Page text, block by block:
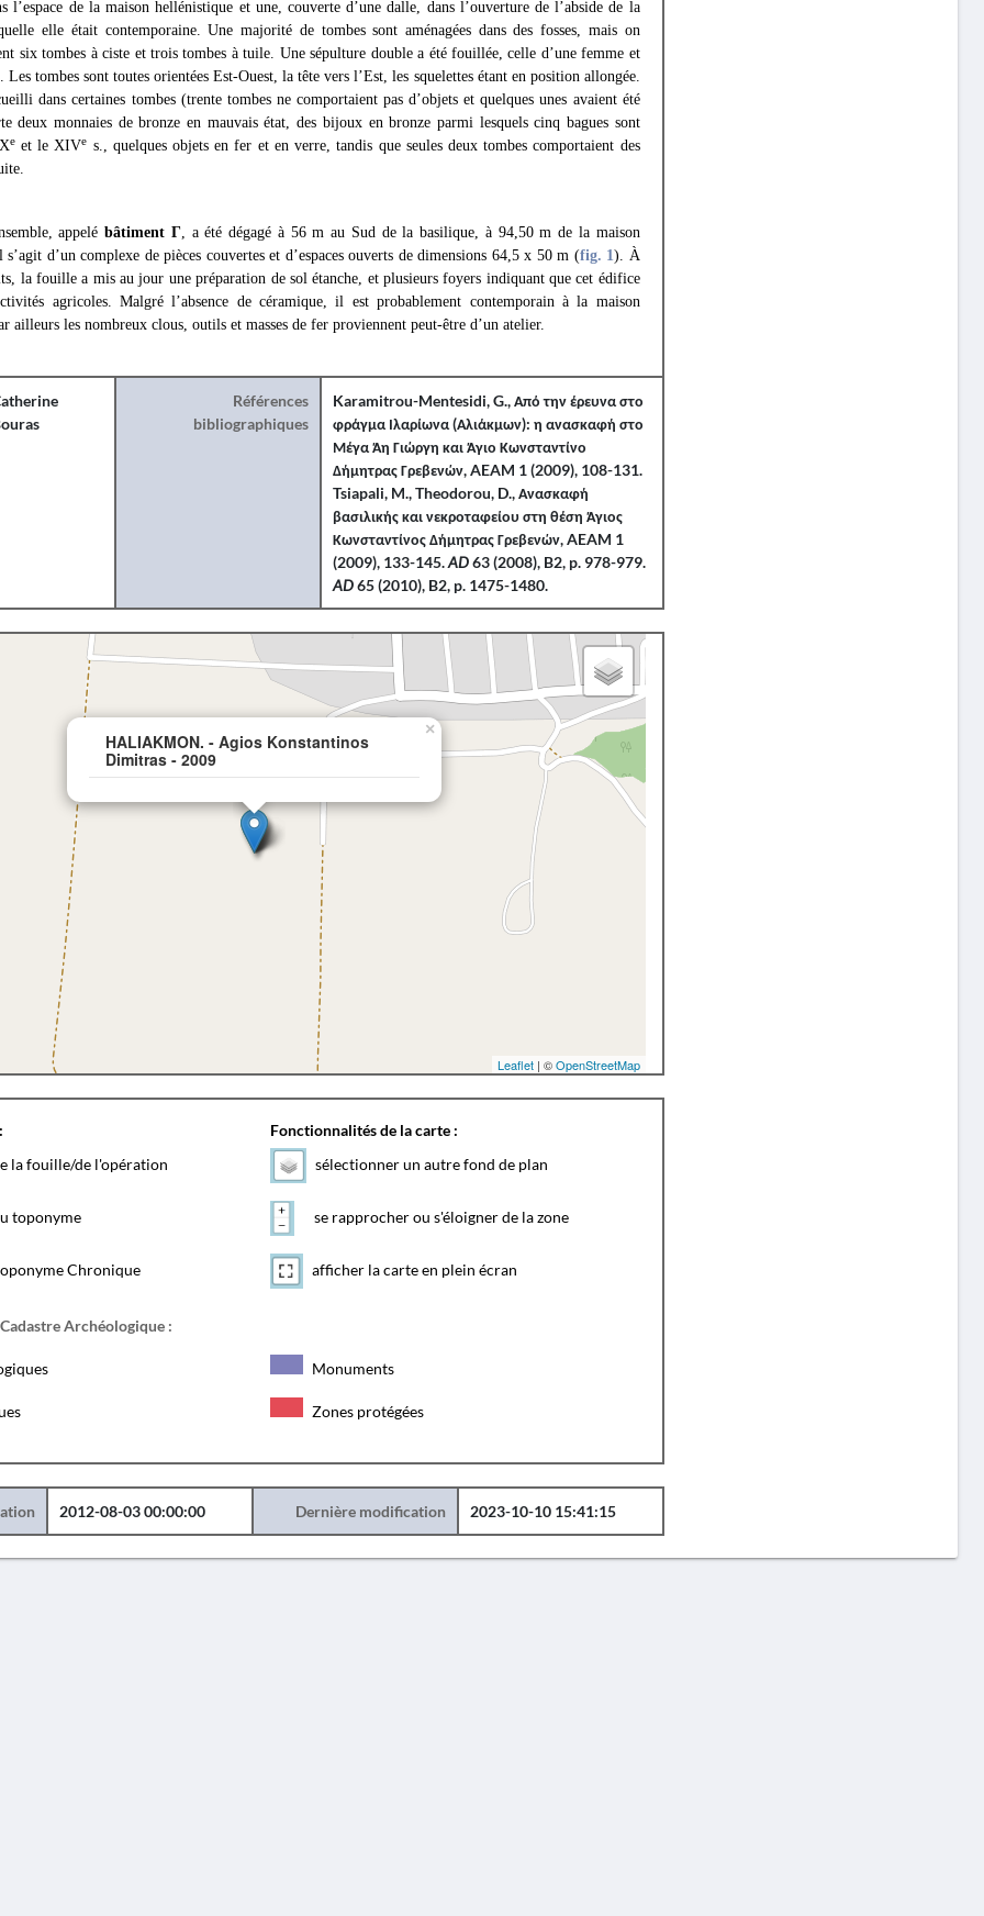
l’espace de la maison hellénistique et une, couverte d’une dalle, dans l’ouverture de l’abside de la
elle était contemporaine. Une majorité de tombes sont aménagées dans des fosses, mais on
six tombes à ciste et trois tombes à tuile. Une sépulture double a été fouillée, celle d’une femme et
Les tombes sont toutes orientées Est-Ouest, la tête vers l’Est, les squelettes étant en position allongée.
dans certaines tombes (trente tombes ne comportaient pas d’objets et quelques unes avaient été
deux monnaies de bronze en mauvais état, des bijoux en bronze parmi lesquels cinq bagues sont
eet le XIVe s., quelques objets en fer et en verre, tandis que seules deux tombes comportaient des
appelébâtiment Γ, a été dégagé à 56 m au Sud de la basilique, à 94,50 m de la maison
d’un complexe de pièces couvertes et d’espaces ouverts de dimensions 64,5 x 50 m (fig. 1). À
la fouille a mis au jour une préparation de sol étanche, et plusieurs foyers indiquant que cet édifice
agricoles. Malgré l’absence de céramique, il est probablement contemporain à la maison
ailleurs les nombreux clous, outils et masses de fer proviennent peut-être d’un atelier.
Références
bibliographiques
Karamitrou-Mentesidi, G., Από την έρευνα στο
φράγμα Ιλαρίωνα (Αλιάκμων): η ανασκαφή στο
Μέγα Άη Γιώργη και Άγιο Κωνσταντίνο
Δήμητρας Γρεβενών, AEAM 1 (2009), 108-131.
Tsiapali, M., Theodorou, D., Ανασκαφή
βασιλικής και νεκροταφείου στη θέση Άγιος
Κωνσταντίνος Δήμητρας Γρεβενών, AEAM 1
(2009), 133-145.AD63 (2008), B2, p. 978-979.
AD65 (2010), B2, p. 1475-1480.
HALIAKMON. - Agios Konstantinos
Dimitras - 2009
×
Leaflet| ©OpenStreetMap
la fouille/de l'opération
toponyme
Chronique
Fonctionnalités de la carte :
sélectionner un autre fond de plan
se rapprocher ou s'éloigner de la zone
afficher la carte en plein écran
Archéologique :
Monuments
Zones protégées
2012-08-03 00:00:00 Dernière modification 2023-10-10 15:41:15